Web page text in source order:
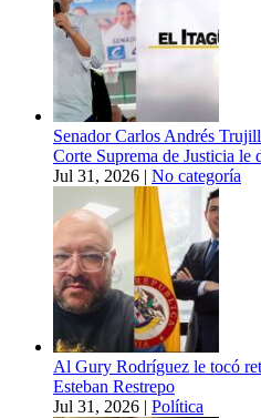
Senador Carlos Andrés
Corte Suprema de Justicia le
Jul 31, 2026 | No categoría
Al Gury Rodríguez le tocó
Esteban Restrepo
Jul 31, 2026 | Política